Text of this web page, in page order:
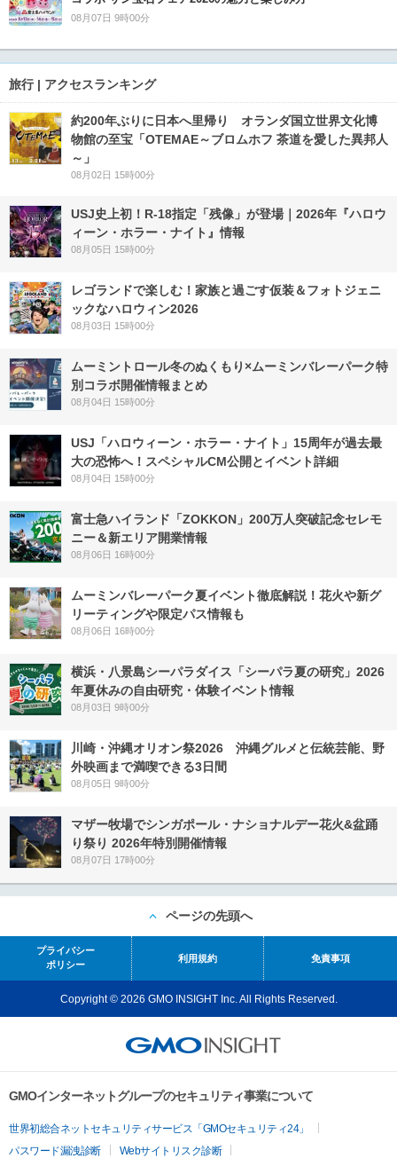
08月07日 9時00分
旅行 | アクセスランキング
約200年ぶりに日本へ里帰り オランダ国立世界文化博
物館の至宝「OTEMAE～ブロムホフ 茶道を愛した異邦人
～」
08月02日 15時00分
USJ史上初！R-18指定「残像」が登場｜2026年『ハロウ
ィーン・ホラー・ナイト』情報
08月05日 15時00分
レゴランドで楽しむ！家族と過ごす仮装＆フォトジェニ
ックなハロウィン2026
08月03日 15時00分
ムーミントロール冬のぬくもり×ムーミンバレーパーク特
別コラボ開催情報まとめ
08月04日 15時00分
USJ「ハロウィーン・ホラー・ナイト」15周年が過去最
大の恐怖へ！スペシャルCM公開とイベント詳細
08月04日 15時00分
富士急ハイランド「ZOKKON」200万人突破記念セレモ
ニー＆新エリア開業情報
08月06日 16時00分
ムーミンバレーパーク夏イベント徹底解説！花火や新グ
リーティングや限定パス情報も
08月06日 16時00分
横浜・八景島シーパラダイス「シーパラ夏の研究」2026
年夏休みの自由研究・体験イベント情報
08月03日 9時00分
川崎・沖縄オリオン祭2026 沖縄グルメと伝統芸能、野
外映画まで満喫できる3日間
08月05日 9時00分
マザー牧場でシンガポール・ナショナルデー花火&盆踊
り祭り 2026年特別開催情報
08月07日 17時00分
ページの先頭へ
プライバシー
ポリシー
利用規約 免責事項
Copyright © 2026 GMO INSIGHT Inc. All Rights Reserved.
GMOインターネットグループのセキュリティ事業について
世界初総合ネットセキュリティサービス「GMOセキュリティ24」
パスワード漏洩診断
Webサイトリスク診断